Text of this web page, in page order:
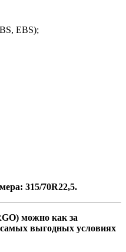
EBS);
315/70R22,5.
можно как за
самых выгодных условиях